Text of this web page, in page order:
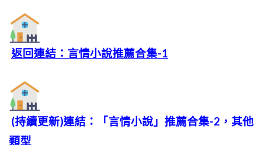
返回連結：言情小說推薦合集-1
(持續更新)連結：「言情小說」推薦合集-2，其他
類型